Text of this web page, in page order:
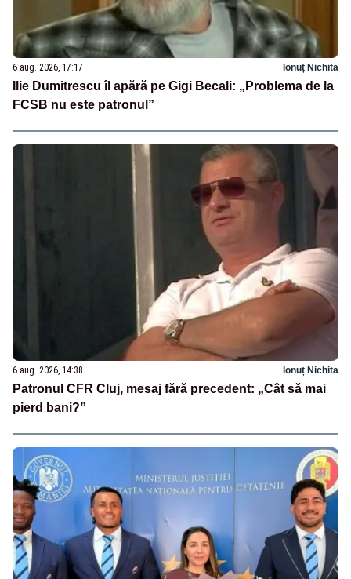
6 aug. 2026, 17:17 Ionuț Nichita
Ilie Dumitrescu îl apără pe Gigi Becali: „Problema de la
FCSB nu este patronul”
6 aug. 2026, 14:38 Ionuț Nichita
Patronul CFR Cluj, mesaj fără precedent: „Cât să mai
pierd bani?”